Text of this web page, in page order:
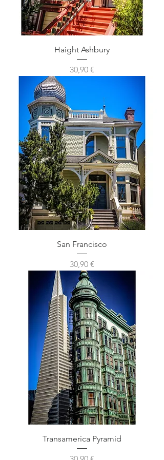
Haight Ashbury
Prix
30,90 €
San Francisco
Prix
30,90 €
Transamerica Pyramid